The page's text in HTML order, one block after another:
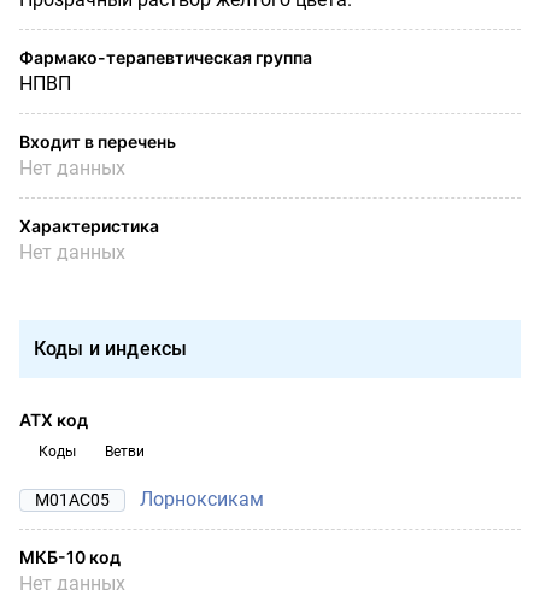
Фармако-терапевтическая группа
НПВП
Входит в перечень
Нет данных
Характеристика
Нет данных
Коды и индексы
АТХ код
Коды Ветви
M01AC05 Лорноксикам
МКБ-10 код
Нет данных